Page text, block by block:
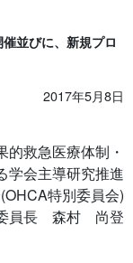
並びに、新規プロ
2017年5月8日
救急医療体制・
学会主導研究推進
特別委員会)
員長 森村 尚登